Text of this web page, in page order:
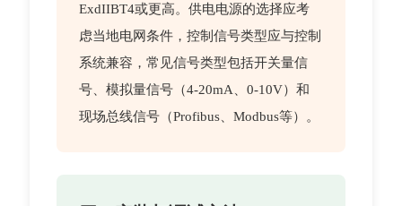
ExdIIBT4或更高。供电电源的选择应考
虑当地电网条件，控制信号类型应与控制
系统兼容，常见信号类型包括开关量信
号、模拟量信号（4-20mA、0-10V）和
现场总线信号（Profibus、Modbus等）。